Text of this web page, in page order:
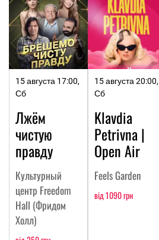
15 августа 17:00,
Сб
Лжём
чистую
правду
Культурный
центр Freedom
Hall (Фридом
Холл)
15 августа 20:00,
Сб
Klavdia
Petrivna |
Open Air
Feels Garden
від 1090 грн